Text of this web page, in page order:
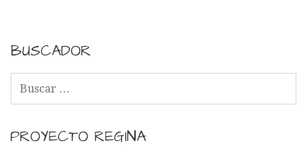
BUSCADOR
C
PROYECTO REGINA